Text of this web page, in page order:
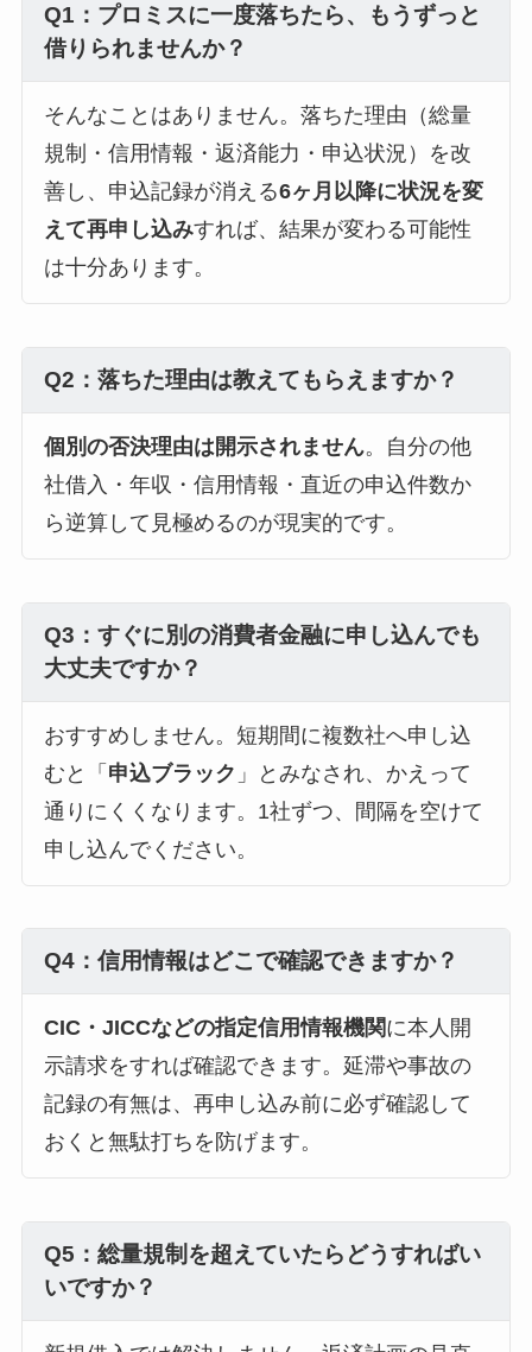
Q1：プロミスに一度落ちたら、もうずっと
借りられませんか？
そんなことはありません。落ちた理由（総量
規制・信用情報・返済能力・申込状況）を改
善し、申込記録が消える6ヶ月以降に状況を変
えて再申し込みすれば、結果が変わる可能性
は十分あります。
Q2：落ちた理由は教えてもらえますか？
個別の否決理由は開示されません。自分の他
社借入・年収・信用情報・直近の申込件数か
ら逆算して見極めるのが現実的です。
Q3：すぐに別の消費者金融に申し込んでも
大丈夫ですか？
おすすめしません。短期間に複数社へ申し込
むと「 申込ブラック 」とみなされ、かえって
通りにくくなります。1社ずつ、間隔を空けて
申し込んでください。
Q4：信用情報はどこで確認できますか？
CIC・JICCなどの指定信用情報機関に本人開
示請求をすれば確認できます。延滞や事故の
記録の有無は、再申し込み前に必ず確認して
おくと無駄打ちを防げます。
Q5：総量規制を超えていたらどうすればい
いですか？